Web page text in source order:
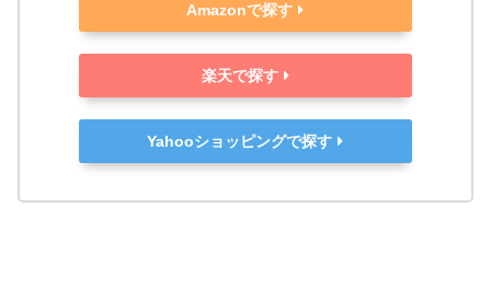
Amazonで探す
楽天で探す
Yahooショッピングで探す